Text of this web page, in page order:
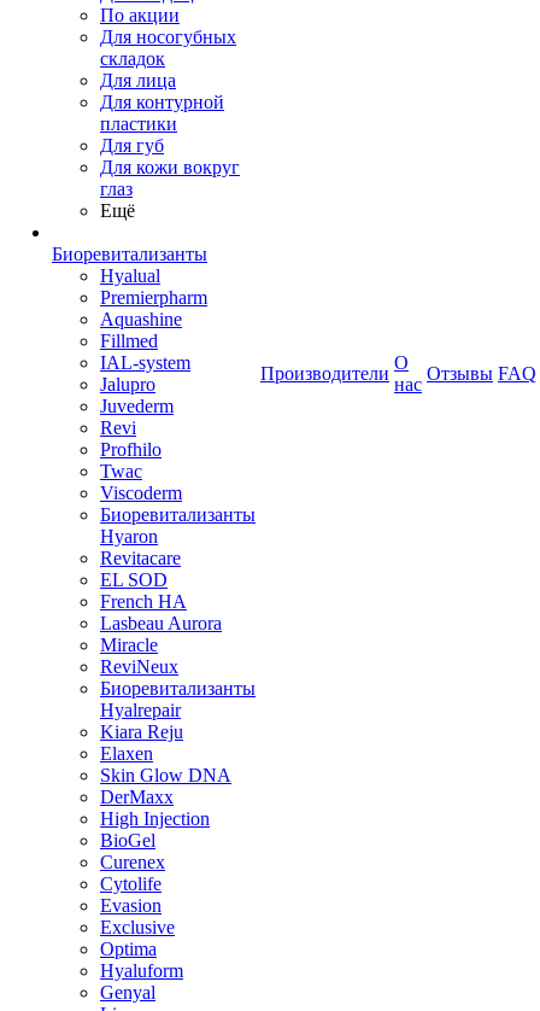
По акции
Для носогубных
складок
Для лица
Для контурной
пластики
Для губ
Для кожи вокруг
глаз
Ещё
Биоревитализанты
Hyalual
Premierpharm
Aquashine
Fillmed
IAL-system
Jalupro
Juvederm
Revi
Profhilo
Twac
Viscoderm
Биоревитализанты
Hyaron
Revitacare
EL SOD
French HA
Lasbeau Aurora
Miracle
ReviNeux
Биоревитализанты
Hyalrepair
Kiara Reju
Elaxen
Skin Glow DNA
DerMaxx
High Injection
BioGel
Curenex
Cytolife
Evasion
Exclusive
Optima
Hyaluform
Genyal
Производители
О
нас
Отзывы FAQ